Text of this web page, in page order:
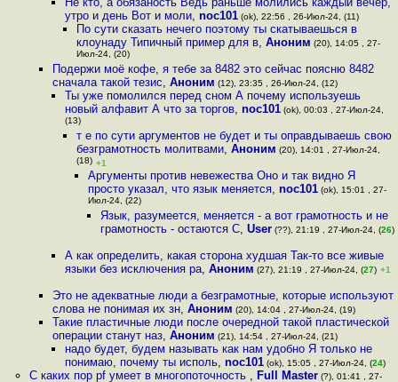
утро и день Вот и моли, noc101(ok), 22:56 , 26-Июл-24, (11)
По сути сказать нечего поэтому ты скатываешься в
клоунаду Типичный пример для в, Аноним (20), 14:05 , 27-
Июл-24, (20)
Подержи моё кофе, я тебе за 8482 это сейчас поясню 8482
сначала такой тезис,Аноним (12), 23:35 , 26-Июл-24, (12)
Ты уже помолился перед сном А почему используешь
новый алфавит А что за торгов, noc101(ok), 00:03 , 27-Июл-24,
(13)
т е по сути аргументов не будет и ты оправдываешь свою
безграмотность молитвами, Аноним (20), 14:01 , 27-Июл-24,
(18) +1
Аргументы против невежества Оно и так видно Я
просто указал, что язык меняется,noc101 (ok), 15:01 , 27-
Июл-24, (22)
Язык, разумеется, меняется - а вот грамотность и не
грамотность - остаются С, User(??), 21:19 , 27-Июл-24, (26)
А как определить, какая сторона худшая Так-то все живые
языки без исключения ра, Аноним (27), 21:19 , 27-Июл-24, (27) +1
Это не адекватные люди а безграмотные, которые используют
слова не понимая их зн,Аноним (20), 14:04 , 27-Июл-24, (19)
Такие пластичные люди после очередной такой пластической
операции станут наз,Аноним (21), 14:54 , 27-Июл-24, (21)
надо будет, будем называть как нам удобно Я только не
понимаю, почему ты исполь, noc101(ok), 15:05 , 27-Июл-24, (24)
С каких пор pf умеет в многопоточность , Full Master(?), 01:41 , 27-